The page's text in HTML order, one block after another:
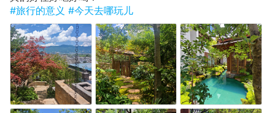
#旅行的意义 #今天去哪玩儿